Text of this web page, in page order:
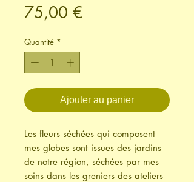
75,00 €
Quantité *
Ajouter au panier
Les fleurs séchées qui composent
mes globes sont issues des jardins
de notre région, séchées par mes
soins dans les greniers des ateliers